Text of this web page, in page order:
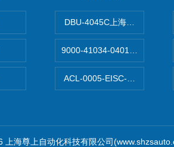
DBU-4045C上海鹰峰制动单
9000-41034-0401000穆尔
ACL-0005-EISC-E2M8C上海
上海尊上自动化科技有限公司